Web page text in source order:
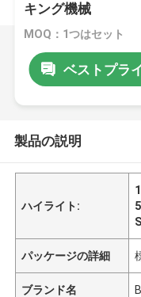
キング機械
MOQ：1つはセット
ベストプラ
製品の説明
ハイライト:
パッケージの詳細
ブランド名